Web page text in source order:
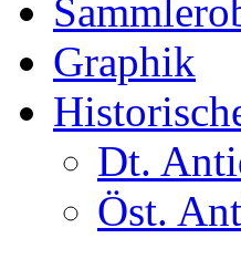
Graphik
Dt.
Öst.